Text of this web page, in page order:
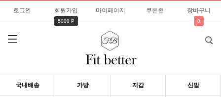
로그인 회원가입
5000 P
마이페이지 쿠폰존 장바구니
0
국내배송 가방 지갑 신발